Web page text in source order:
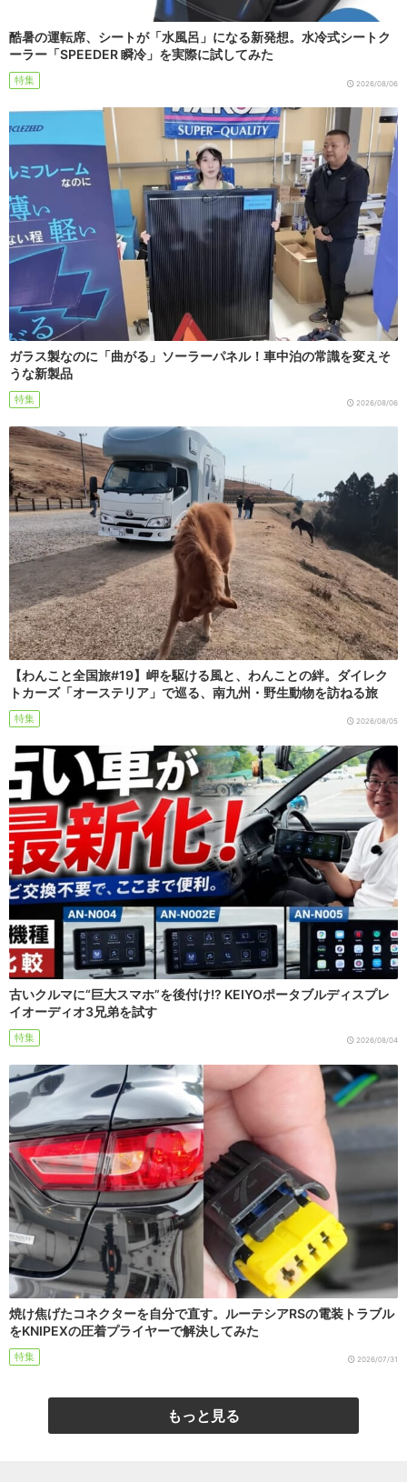
酷暑の運転席、シートが「水風呂」になる新発想。水冷式シートク
ーラー「SPEEDER 瞬冷」を実際に試してみた
特集 2026/08/06
ガラス製なのに「曲がる」ソーラーパネル！車中泊の常識を変えそ
うな新製品
特集 2026/08/06
【わんこと全国旅#19】岬を駆ける風と、わんことの絆。ダイレク
トカーズ「オーステリア」で巡る、南九州・野生動物を訪ねる旅
特集 2026/08/05
古いクルマに“巨大スマホ”を後付け!? KEIYOポータブルディスプレ
イオーディオ3兄弟を試す
特集 2026/08/04
焼け焦げたコネクターを自分で直す。ルーテシアRSの電装トラブル
をKNIPEXの圧着プライヤーで解決してみた
特集 2026/07/31
もっと見る